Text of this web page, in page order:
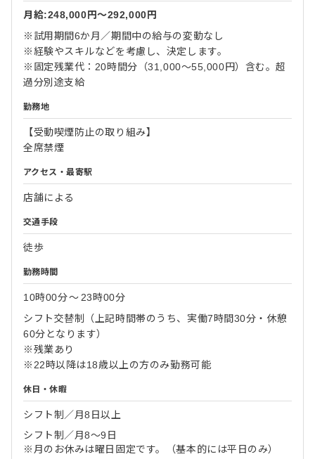
月給:248,000円〜292,000円
※試用期間6か月／期間中の給与の変動なし
※経験やスキルなどを考慮し、決定します。
※固定残業代：20時間分（31,000～55,000円）含む。超
過分別途支給
勤務地
【受動喫煙防止の取り組み】
全席禁煙
アクセス・最寄駅
店舗による
交通手段
徒歩
勤務時間
10時00分〜 23時00分
シフト交替制（上記時間帯のうち、実働7時間30分・休憩
60分となります）
※残業あり
※22時以降は18歳以上の方のみ勤務可能
休日・休暇
シフト制／月8日以上
シフト制／月8～9日
※月のお休みは曜日固定です。（基本的には平日のみ）